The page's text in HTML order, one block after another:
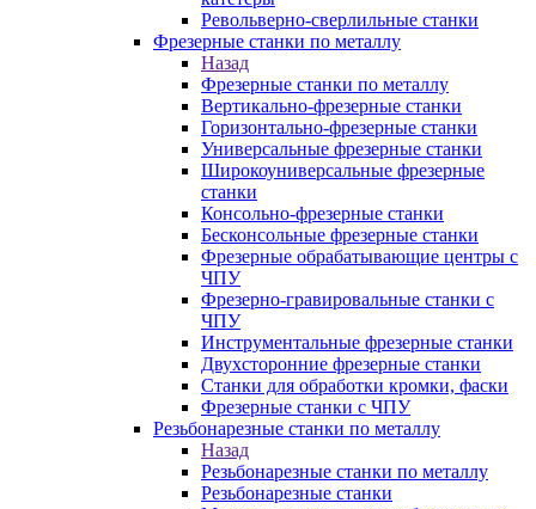
Револьверно-сверлильные станки
Фрезерные станки по металлу
Назад
Фрезерные станки по металлу
Вертикально-фрезерные станки
Горизонтально-фрезерные станки
Универсальные фрезерные станки
Широкоуниверсальные фрезерные
станки
Консольно-фрезерные станки
Бесконсольные фрезерные станки
Фрезерные обрабатывающие центры с
ЧПУ
Фрезерно-гравировальные станки с
ЧПУ
Инструментальные фрезерные станки
Двухсторонние фрезерные станки
Станки для обработки кромки, фаски
Фрезерные станки с ЧПУ
Резьбонарезные станки по металлу
Назад
Резьбонарезные станки по металлу
Резьбонарезные станки